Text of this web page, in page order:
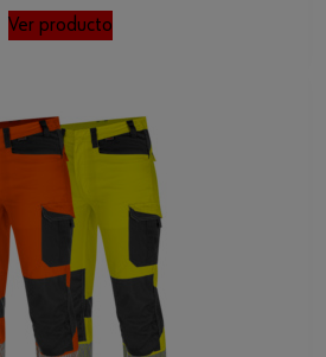
Ver producto